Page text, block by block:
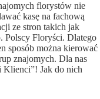
florystów nie
kasę na fachową
ze stron takich jak
Polscy Floryści. Dlatego
sposób można kierować
znajomych. Dla nas
Klienci”! Jak do nich